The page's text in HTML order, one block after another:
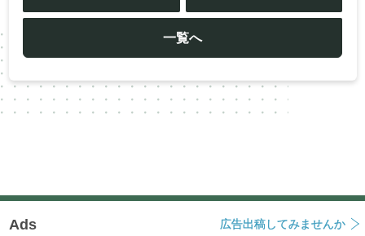
ビ
ー
シ
ョ
一覧へ
Ads 広告出稿してみませんか